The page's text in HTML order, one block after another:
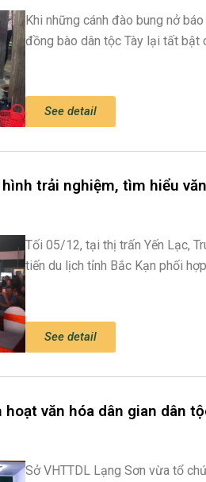
Khi những cánh đào bung nở
đồng bào dân tộc Tày lại tất bật
See detail
trải nghiệm, tìm hiểu
Tối 05/12, tại thị trấn Yến Lạc,
tiến du lịch tỉnh Bắc Kạn phối
See detail
hoạt văn hóa dân gian dân
Sở VHTTDL Lạng Sơn vừa tổ